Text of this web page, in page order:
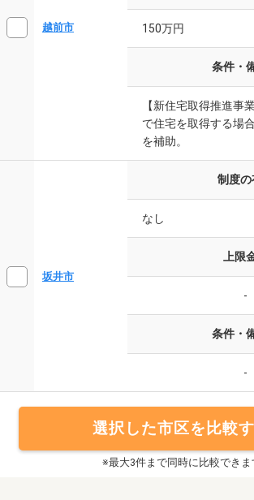
越前市 150万円
条件・
【新住宅取得推進事
で住宅を取得する場
を補助。
坂井市
制度の
なし
上限
-
条件・
-
選択した市区を比較
※最大3件まで同時に比較できま